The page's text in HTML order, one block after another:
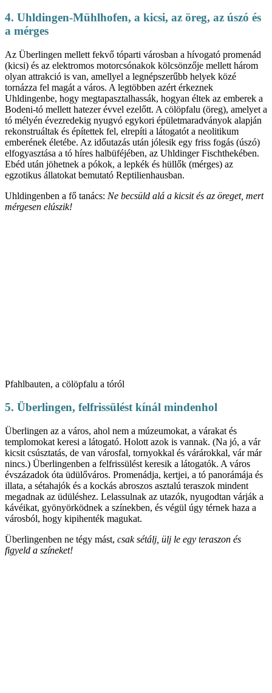
4. Uhldingen-Mühlhofen, a kicsi, az öreg, az úszó és
a mérges
Az Überlingen mellett fekvő tóparti városban a hívogató promenád
(kicsi) és az elektromos motorcsónakok kölcsönzője mellett három
olyan attrakció is van, amellyel a legnépszerűbb helyek közé
tornázza fel magát a város. A legtöbben azért érkeznek
Uhldingenbe, hogy megtapasztalhassák, hogyan éltek az emberek a
Bodeni-tó mellett hatezer évvel ezelőtt. A cölöpfalu (öreg), amelyet a
tó mélyén évezredekig nyugvó egykori épületmaradványok alapján
rekonstruáltak és építettek fel, elrepíti a látogatót a neolitikum
emberének életébe. Az időutazás után jólesik egy friss fogás (úszó)
elfogyasztása a tó híres halbüféjében, az Uhldinger Fischthekében.
Ebéd után jöhetnek a pókok, a lepkék és hüllők (mérges) az
egzotikus állatokat bemutató Reptilienhausban.
Uhldingenben a fő tanács: Ne becsüld alá a kicsit és az öreget, mert
mérgesen elúszik!
Pfahlbauten, a cölöpfalu a tóról
5. Überlingen, felfrissülést kínál mindenhol
Überlingen az a város, ahol nem a múzeumokat, a várakat és
templomokat keresi a látogató. Holott azok is vannak. (Na jó, a vár
kicsit csúsztatás, de van városfal, tornyokkal és várárokkal, vár már
nincs.) Überlingenben a felfrissülést keresik a látogatók. A város
évszázadok óta üdülőváros. Promenádja, kertjei, a tó panorámája és
illata, a sétahajók és a kockás abroszos asztalú teraszok mindent
megadnak az üdüléshez. Lelassulnak az utazók, nyugodtan várják a
kávéikat, gyönyörködnek a színekben, és végül úgy térnek haza a
városból, hogy kipihenték magukat.
Überlingenben ne tégy mást, csak sétálj, ülj le egy teraszon és
figyeld a színeket!